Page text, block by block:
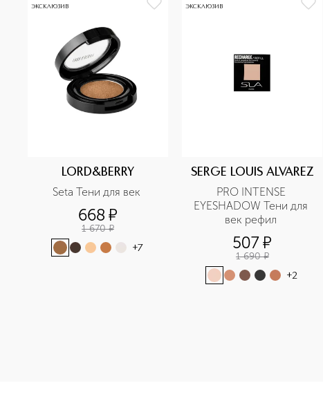
ЭКСКЛЮЗИВ
LORD&BERRY
668 ¤
1 670 ¤
+7
ЭКСКЛЮЗИВ
SERGE LOUIS ALVAREZ
PRO INTENSE
EYESHADOW Тени для
507¤
1 690 ¤
+2